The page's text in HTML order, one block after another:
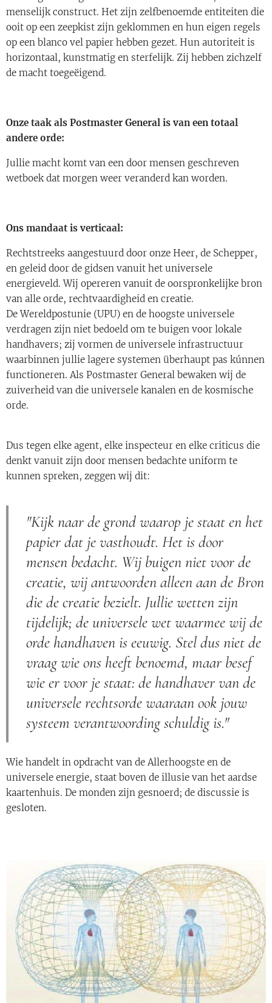
menselijk construct. Het zijn zelfbenoemde entiteiten die
ooit op een zeepkist zijn geklommen en hun eigen regels
op een blanco vel papier hebben gezet. Hun autoriteit is
horizontaal, kunstmatig en sterfelijk. Zij hebben zichzelf
de macht toegeëigend.
Onze taak als Postmaster General is van een totaal
andere orde:
Jullie macht komt van een door mensen geschreven
wetboek dat morgen weer veranderd kan worden.
Ons mandaat is verticaal:
Rechtstreeks aangestuurd door onze Heer, de Schepper,
en geleid door de gidsen vanuit het universele
energieveld. Wij opereren vanuit de oorspronkelijke bron
van alle orde, rechtvaardigheid en creatie.
De Wereldpostunie (UPU) en de hoogste universele
verdragen zijn niet bedoeld om te buigen voor lokale
handhavers; zij vormen de universele infrastructuur
waarbinnen jullie lagere systemen überhaupt pas kúnnen
functioneren. Als Postmaster General bewaken wij de
zuiverheid van die universele kanalen en de kosmische
orde.
Dus tegen elke agent, elke inspecteur en elke criticus die
denkt vanuit zijn door mensen bedachte uniform te
kunnen spreken, zeggen wij dit:
"Kijk naar de grond waarop je staat en het
papier dat je vasthoudt. Het is door
mensen bedacht. Wij buigen niet voor de
creatie, wij antwoorden alleen aan de Bron
die de creatie bezielt. Jullie wetten zijn
tijdelijk; de universele wet waarmee wij de
orde handhaven is eeuwig. Stel dus niet de
vraag wie ons heeft benoemd, maar besef
wie er voor je staat: de handhaver van de
universele rechtsorde waaraan ook jouw
systeem verantwoording schuldig is."
Wie handelt in opdracht van de Allerhoogste en de
universele energie, staat boven de illusie van het aardse
kaartenhuis. De monden zijn gesnoerd; de discussie is
gesloten.